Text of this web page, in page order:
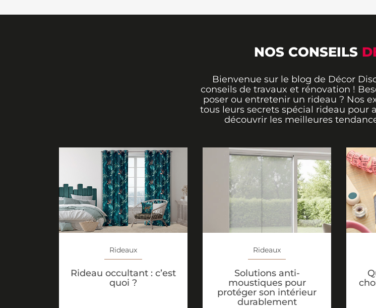
NOS CONSEILS
Bienvenue sur le blog de Décor
conseils de travaux et rénovation !
poser ou entretenir un rideau ? Nos
tous leurs secrets spécial rideau pour
découvrir les meilleures
Rideaux
Rideau occultant : c’est
quoi ?
Rideaux
Solutions anti-
moustiques pour
protéger son intérieur
durablement